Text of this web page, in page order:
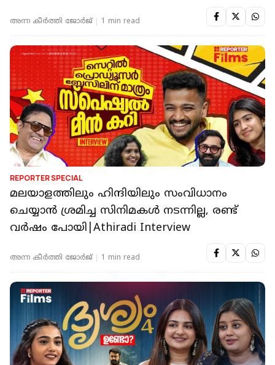
അന്ന കീര്‍‌ത്തി ജോര്‍ജ് 1 min read
REPORTER SPECIAL
മലയാളത്തിലും ഹിന്ദിയിലും സംവിധാനം
ചെയ്യാൻ ശ്രമിച്ച സിനിമകൾ നടന്നില്ല, രണ്ട്
വർഷം പോയി|Athiradi Interview
അന്ന കീര്‍‌ത്തി ജോര്‍ജ് 1 min read